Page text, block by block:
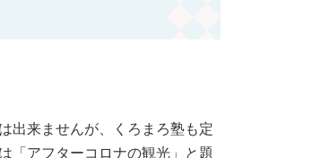
出来ませんが、くろまろ塾も定
「アフターコロナの観光」と題